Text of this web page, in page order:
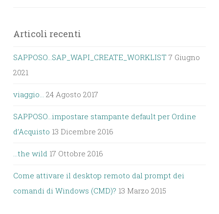
Articoli recenti
SAPPOSO…SAP_WAPI_CREATE_WORKLIST 7 Giugno
2021
viaggio… 24 Agosto 2017
SAPPOSO…impostare stampante default per Ordine
d’Acquisto 13 Dicembre 2016
…the wild 17 Ottobre 2016
Come attivare il desktop remoto dal prompt dei
comandi di Windows (CMD)? 13 Marzo 2015